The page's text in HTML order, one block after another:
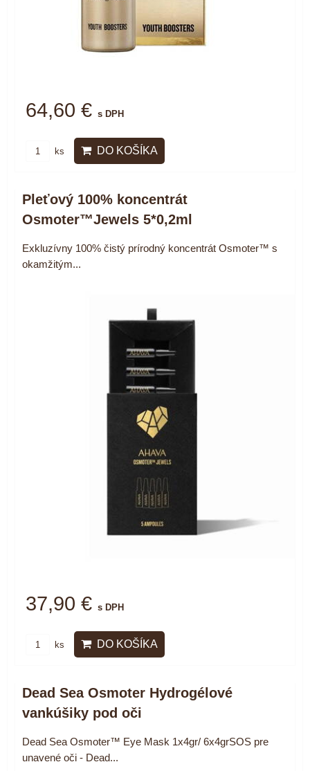
64,60 € s DPH
ks DO KOŠÍKA
Pleťový 100% koncentrát
Osmoter™Jewels 5*0,2ml
Exkluzívny 100% čistý prírodný koncentrát Osmoter™ s
okamžitým...
37,90 € s DPH
ks DO KOŠÍKA
Dead Sea Osmoter Hydrogélové
vankúšiky pod oči
Dead Sea Osmoter™ Eye Mask 1x4gr/ 6x4grSOS pre
unavené oči - Dead...